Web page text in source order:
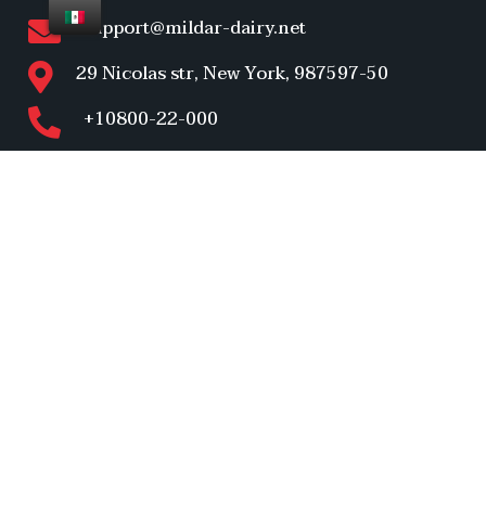
support@mildar-dairy.net
29 Nicolas str, New York, 987597-50
+10800-22-000